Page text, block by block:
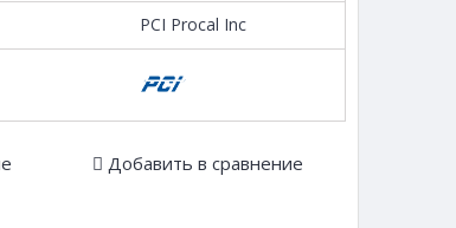
PCI Procal Inc
Добавить в сравнение